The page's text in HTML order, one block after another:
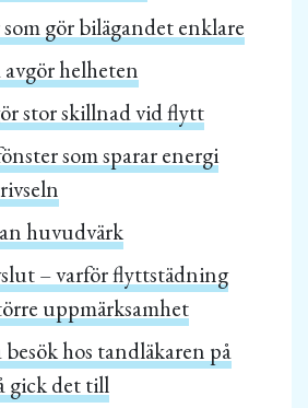
gör bilägandet enklare
helheten
stor skillnad vid flytt
som sparar energi
huvudvärk
– varför flyttstädning
uppmärksamhet
hos tandläkaren på
gick det till